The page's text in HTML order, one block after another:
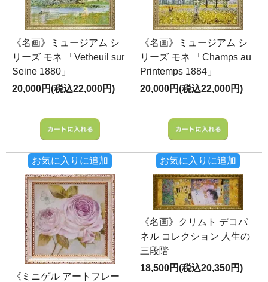
《名画》ミュージアム シ
リーズ モネ 「Vetheuil sur
Seine 1880」
20,000円(税込22,000円)
お気に入りに追加
《名画》ミュージアム シ
リーズ モネ 「Champs au
Printemps 1884」
20,000円(税込22,000円)
お気に入りに追加
《ミニゲル アートフレー
《名画》クリムト デコパ
ネル コレクション 人生の
三段階
18,500円(税込20,350円)